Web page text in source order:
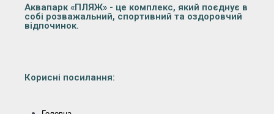
Аквапарк «ПЛЯЖ» - це комплекс, який поєднує в
собі розважальний, спортивний та оздоровчий
відпочинок.
Корисні посилання: